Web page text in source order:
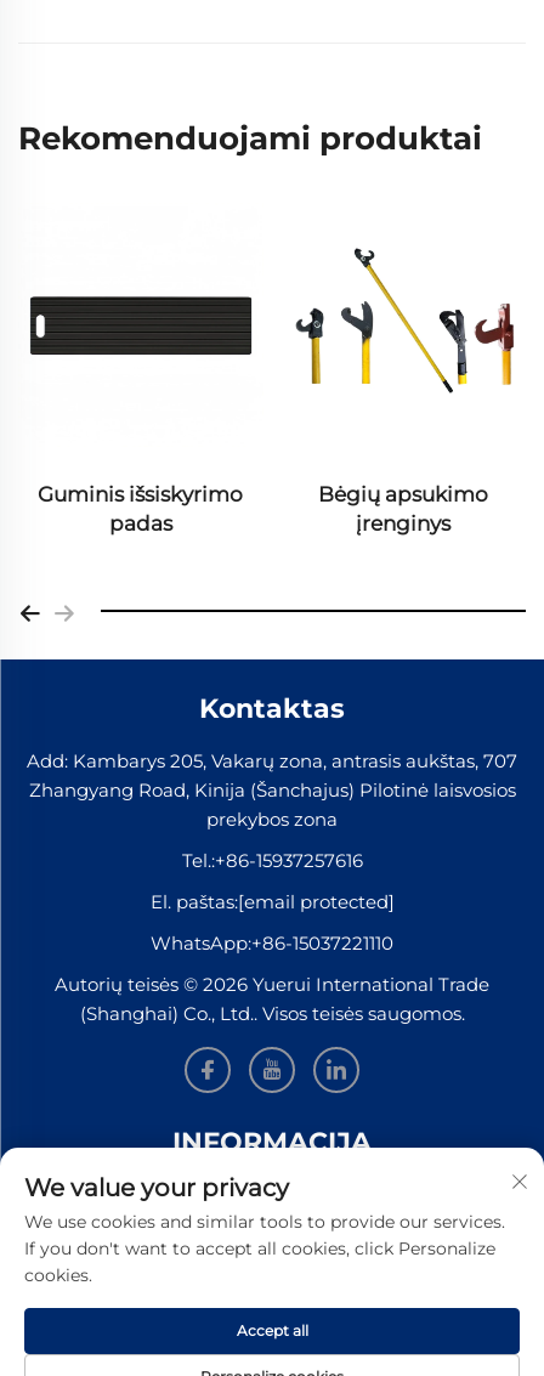
Rekomenduojami produktai
Guminis išsiskyrimo
padas
Bėgių apsukimo
įrenginys
Kontaktas
Add: Kambarys 205, Vakarų zona, antrasis aukštas, 707
Zhangyang Road, Kinija (Šanchajus) Pilotinė laisvosios
prekybos zona
Tel.:+86-15937257616
El. paštas:[email protected]
WhatsApp:+86-15037221110
Autorių teisės © 2026 Yuerui International Trade
(Shanghai) Co., Ltd.. Visos teisės saugomos.
INFORMACIJA
Užsiregistruokite, kad gautumėte mūsų savaitinį
naujienlaiškį
Pateikti
We value your privacy
We use cookies and similar tools to provide our services.
If you don't want to accept all cookies, click Personalize
cookies.
Accept all